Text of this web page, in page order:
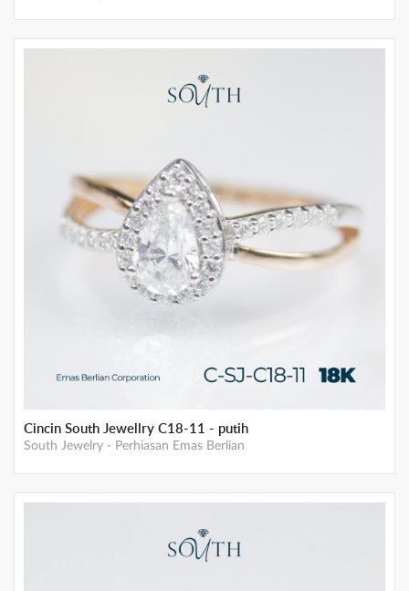
Cincin South Jewellry C18-11 - putih
South Jewelry - Perhiasan Emas Berlian